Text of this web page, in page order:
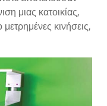
μιας κατοικίας,
κινήσεις,